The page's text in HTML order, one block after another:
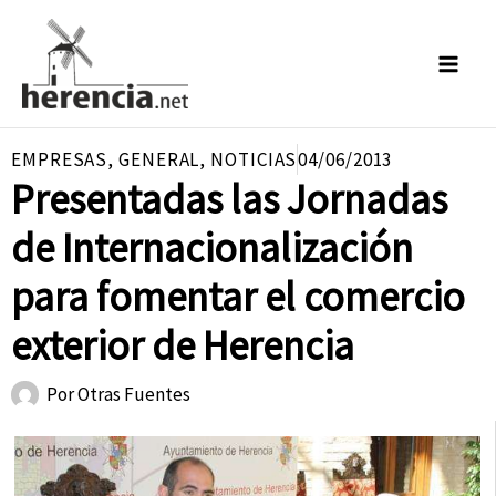
contenido
EMPRESAS,GENERAL, NOTICIAS04/06/2013
Presentadas las Jornadas
de Internacionalización
para fomentar el comercio
exterior de Herencia
PorOtras Fuentes